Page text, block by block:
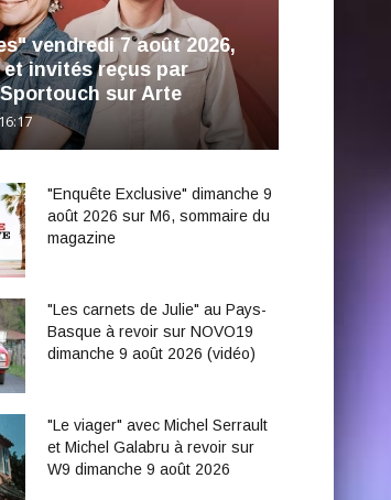
vendredi 7 août 2026,
invités reçus par
sur Arte
"Enquête Exclusive" dimanche 9
août 2026 sur M6, sommaire du
magazine
"Les carnets de Julie" au Pays-
Basque à revoir sur NOVO19
dimanche 9 août 2026 (vidéo)
"Le viager" avec Michel Serrault
et Michel Galabru à revoir sur
W9 dimanche 9 août 2026